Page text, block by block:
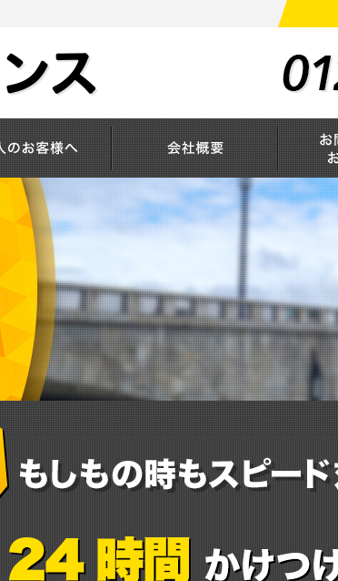
法人のお客様へ 会社概要